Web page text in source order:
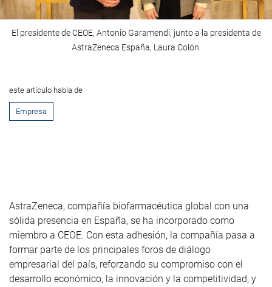
El presidente de CEOE, Antonio Garamendi, junto a la presidenta de
AstraZeneca España, Laura Colón.
este artículo habla de
Empresa
AstraZeneca, compañía biofarmacéutica global con una
sólida presencia en España, se ha incorporado como
miembro a CEOE. Con esta adhesión, la compañía pasa a
formar parte de los principales foros de diálogo
empresarial del país, reforzando su compromiso con el
desarrollo económico, la innovación y la competitividad, y